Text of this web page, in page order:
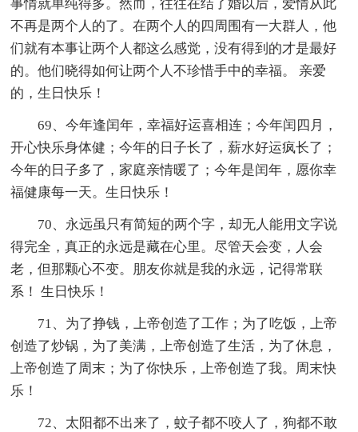
事情就单纯得多。然而，往往在结了婚以后，爱情从此
不再是两个人的了。在两个人的四周围有一大群人，他
们就有本事让两个人都这么感觉，没有得到的才是最好
的。他们晓得如何让两个人不珍惜手中的幸福。 亲爱
的，生日快乐！
69、今年逢闰年，幸福好运喜相连；今年闰四月，
开心快乐身体健；今年的日子长了，薪水好运疯长了；
今年的日子多了，家庭亲情暖了；今年是闰年，愿你幸
福健康每一天。生日快乐！
70、永远虽只有简短的两个字，却无人能用文字说
得完全，真正的永远是藏在心里。尽管天会变，人会
老，但那颗心不变。朋友你就是我的永远，记得常联
系！ 生日快乐！
71、为了挣钱，上帝创造了工作；为了吃饭，上帝
创造了炒锅，为了美满，上帝创造了生活，为了休息，
上帝创造了周末；为了你快乐，上帝创造了我。周末快
乐！
72、太阳都不出来了，蚊子都不咬人了，狗都不敢